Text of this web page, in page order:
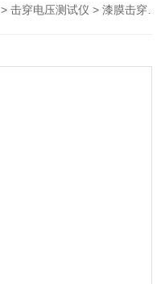
>击穿电压测试仪 > 漆膜击穿强度测试仪/涂料击穿测试仪